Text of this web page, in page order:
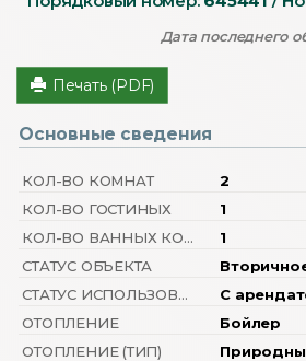
Дата последнего
Печать (PDF)
Основные сведения
КОЛ-ВО КОМНАТ
2
КОЛ-ВО ГОСТИНЫХ
1
КОЛ-ВО ВАННЫХ КОМНАТ
1
СТАТУС ОБЪЕКТА
СТАТУС ИСПОЛЬЗОВАНИЯ
С
ОТОПЛЕНИЕ
Бойлер
ОТОПЛЕНИЕ (ТИП)